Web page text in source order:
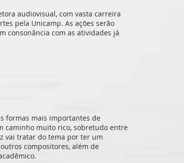
audiovisual, com vasta carreira
pela Unicamp. As ações serão
consonância com as atividades já
formas mais importantes de
caminho muito rico, sobretudo entre
vai tratar do tema por ter um
compositores, além de